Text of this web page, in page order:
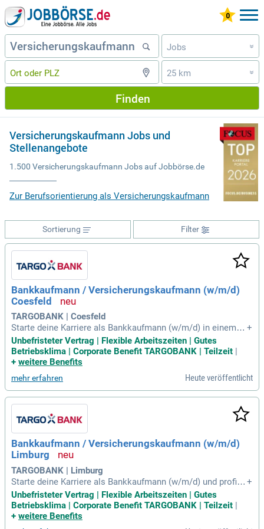
Jobs »
25 km »
Finden
Versicherungskaufmann Jobs und
Stellenangebote
1.500 Versicherungskaufmann Jobs auf Jobbörse.de
Zur Berufsorientierung als Versicherungskaufmann
Filter
Sortierung
Bankkaufmann / Versicherungskaufmann (w/m/d)
Coesfeld
TARGOBANK | Coesfeld
Starte deine Karriere als Bankkaufmann (w/m/d) in einem d
ynamischen Umfeld! Wir suchen motivierte Talente mit eine
r Ausbildung in der Finanzdienstleistungsbranche und einem
C1-Sprachniveau in Deutsch. Berufserfahrung in der persönli
dend. Du bietest einen erstklassigen Service, immer individu
ell und auf Augenhöhe. Profitiere von einem unbefristeten A
rbeitsvertrag und flexiblen Arbeitszeiten, die sich deinem Le
ben anpassen! Besitze auch einen Führerschein der Klasse
B und einen eigenen PKW für deinen Einsatz.
+
Unbefristeter Vertrag | Flexible Arbeitszeiten | Gutes
Betriebsklima | Corporate Benefit TARGOBANK | Teilzeit
+ weitere Benefits
mehr erfahren Heute veröffentlicht
Bankkaufmann / Versicherungskaufmann (w/m/d)
Limburg
TARGOBANK | Limburg
Starte deine Karriere als Bankkaufmann (w/m/d) und profitie
re von einer unbefristeten Anstellung in einem wachsenden
Unternehmen. Voraussetzungen sind eine Ausbildung in der
Finanzdienstleistung und ein Sprachniveau von mindestens
+
Unbefristeter Vertrag | Flexible Arbeitszeiten | Gutes
Betriebsklima | Corporate Benefit TARGOBANK | Teilzeit |
+ weitere Benefits